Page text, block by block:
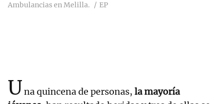
Ambulancias en Melilla. EP
Una quincena de personas, la mayoría